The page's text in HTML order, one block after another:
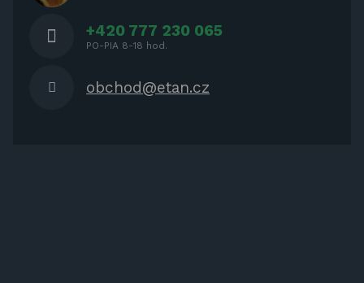
+420 777 230 065
PO-PIA 8-18 hod.
obchod@etan.cz